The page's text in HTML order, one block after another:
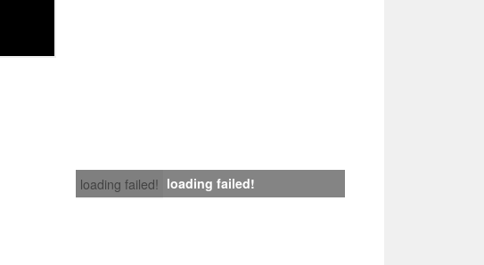
loading failed! loading failed!